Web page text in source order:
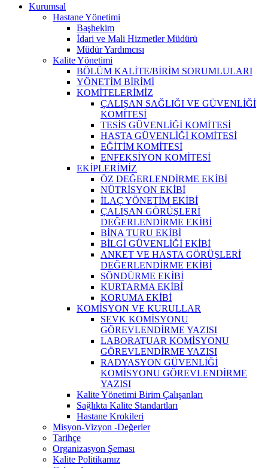
Kurumsal
Hastane Yönetimi
Başhekim
İdari ve Mali Hizmetler Müdürü
Müdür Yardımcısı
Kalite Yönetimi
BÖLÜM KALİTE/BİRİM SORUMLULARI
YÖNETİM BİRİMİ
KOMİTELERİMİZ
ÇALIŞAN SAĞLIĞI VE GÜVENLİĞİ
KOMİTESİ
TESİS GÜVENLİĞİ KOMİTESİ
HASTA GÜVENLİĞİ KOMİTESİ
EĞİTİM KOMİTESİ
ENFEKSİYON KOMİTESİ
EKİPLERİMİZ
ÖZ DEĞERLENDİRME EKİBİ
NÜTRİSYON EKİBİ
İLAÇ YÖNETİM EKİBİ
ÇALIŞAN GÖRÜŞLERİ
DEĞERLENDİRME EKİBİ
BİNA TURU EKİBİ
BİLGİ GÜVENLİĞİ EKİBİ
ANKET VE HASTA GÖRÜŞLERİ
DEĞERLENDİRME EKİBİ
SÖNDÜRME EKİBİ
KURTARMA EKİBİ
KORUMA EKİBİ
KOMİSYON VE KURULLAR
SEVK KOMİSYONU
GÖREVLENDİRME YAZISI
LABORATUAR KOMİSYONU
GÖREVLENDİRME YAZISI
RADYASYON GÜVENLİĞİ
KOMİSYONU GÖREVLENDİRME
YAZISI
Kalite Yönetimi Birim Çalışanları
Sağlıkta Kalite Standartları
Hastane Krokileri
Misyon-Vizyon -Değerler
Tarihçe
Organizasyon Şeması
Kalite Politikamız